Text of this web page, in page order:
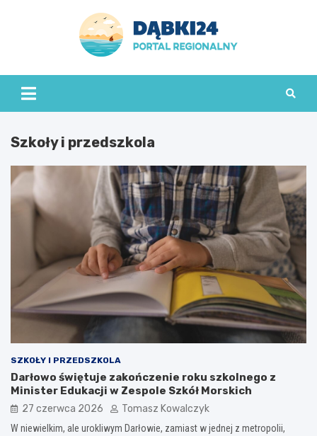
dabki24.pl
Szkoły i przedszkola
SZKOŁY I PRZEDSZKOLA
Darłowo świętuje zakończenie roku szkolnego z
Minister Edukacji w Zespole Szkół Morskich
27 czerwca 2026 Tomasz Kowalczyk
W niewielkim, ale urokliwym Darłowie, zamiast w jednej z metropolii,